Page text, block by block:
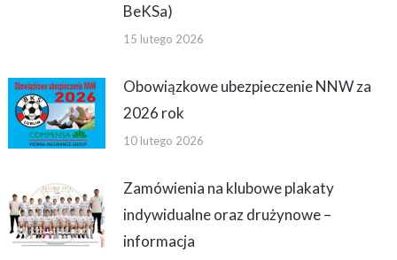
BeKSa)
15 lutego 2026
Obowiązkowe ubezpieczenie NNW za
2026 rok
10 lutego 2026
Zamówienia na klubowe plakaty
indywidualne oraz drużynowe –
informacja